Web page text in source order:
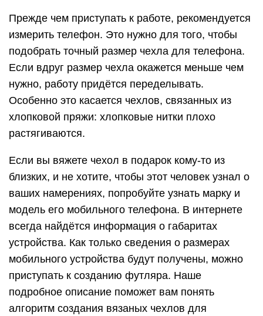
Прежде чем приступать к работе, рекомендуется
измерить телефон. Это нужно для того, чтобы
подобрать точный размер чехла для телефона.
Если вдруг размер чехла окажется меньше чем
нужно, работу придётся переделывать.
Особенно это касается чехлов, связанных из
хлопковой пряжи: хлопковые нитки плохо
растягиваются.
Если вы вяжете чехол в подарок кому-то из
близких, и не хотите, чтобы этот человек узнал о
ваших намерениях, попробуйте узнать марку и
модель его мобильного телефона. В интернете
всегда найдётся информация о габаритах
устройства. Как только сведения о размерах
мобильного устройства будут получены, можно
приступать к созданию футляра. Наше
подробное описание поможет вам понять
алгоритм создания вязаных чехлов для